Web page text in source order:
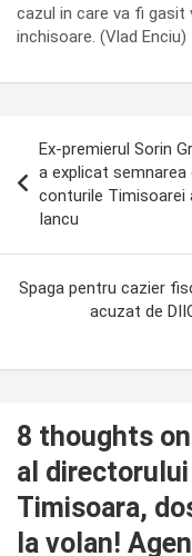
cazul in care va fi gasit
inchisoare. (Vlad Enciu)
navigation
Ex-premierul Sorin
a explicat semnarea
conturile Timisoarei
Iancu
Spaga pentru cazier
acuzat de
8 thoughts on
al
Timisoara,
la volan!